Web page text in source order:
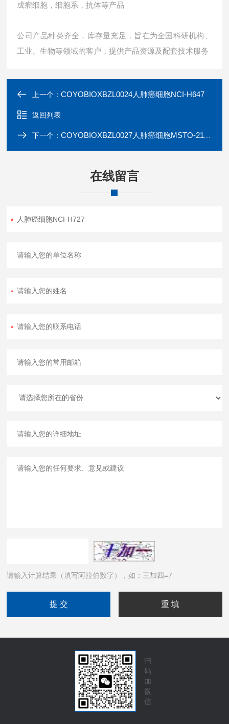
成瘤细胞，细胞系，抗体等产品
公司产品种类齐全，库存量充足，旨在为全国科研机构、
工业、生物等领域的客户，提供产品资源及配套技术服务
上一个：COYOBIOXBZL0024人肺癌细胞NCI-H647
返回列表
下一个：COYOBIOXBZL0027人肺癌细胞MSTO-211H
在线留言
请输入计算结果（填写阿拉伯数字），如：三加四=7
扫
码
加
微
信